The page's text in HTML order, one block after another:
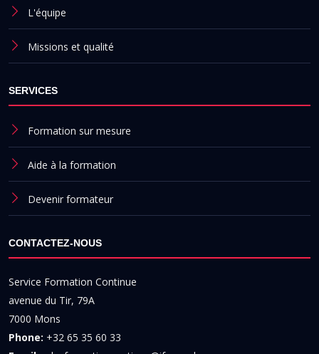
L'équipe
Missions et qualité
SERVICES
Formation sur mesure
Aide à la formation
Devenir formateur
CONTACTEZ-NOUS
Service Formation Continue
avenue du Tir, 79A
7000 Mons
Phone: +32 65 35 60 33